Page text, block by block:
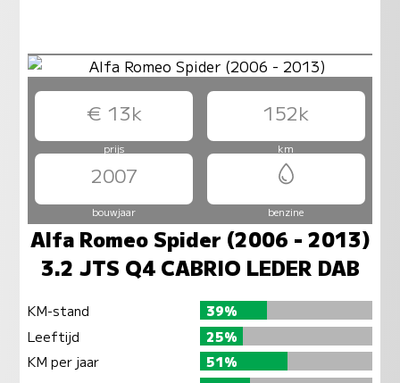
€ 13k 152k
prijs km
2007
bouwjaar benzine
Alfa Romeo Spider (2006 - 2013)
3.2 JTS Q4 CABRIO LEDER DAB
KM-stand
39%
Leeftijd
25%
KM per jaar
51%